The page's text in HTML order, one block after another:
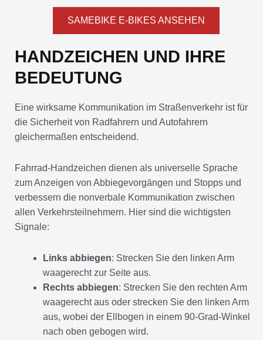
SAMEBIKE E-BIKES ANSEHEN
HANDZEICHEN UND IHRE
BEDEUTUNG
Eine wirksame Kommunikation im Straßenverkehr ist für
die Sicherheit von Radfahrern und Autofahrern
gleichermaßen entscheidend.
Fahrrad-Handzeichen dienen als universelle Sprache
zum Anzeigen von Abbiegevorgängen und Stopps und
verbessern die nonverbale Kommunikation zwischen
allen Verkehrsteilnehmern. Hier sind die wichtigsten
Signale:
Links abbiegen: Strecken Sie den linken Arm
waagerecht zur Seite aus.
Rechts abbiegen: Strecken Sie den rechten Arm
waagerecht aus oder strecken Sie den linken Arm
aus, wobei der Ellbogen in einem 90-Grad-Winkel
nach oben gebogen wird.